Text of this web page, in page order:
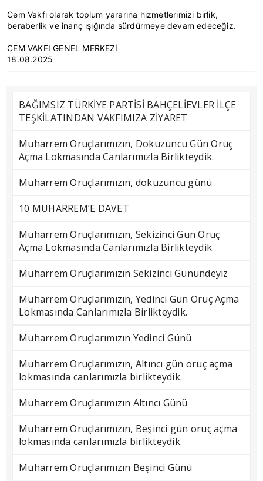
Cem Vakfı olarak toplum yararına hizmetlerimizi birlik,
beraberlik ve inanç ışığında sürdürmeye devam edeceğiz.
CEM VAKFI GENEL MERKEZİ
18.08.2025
BAĞIMSIZ TÜRKİYE PARTİSİ BAHÇELİEVLER İLÇE
TEŞKİLATINDAN VAKFIMIZA ZİYARET
Muharrem Oruçlarımızın, Dokuzuncu Gün Oruç
Açma Lokmasında Canlarımızla Birlikteydik.
Muharrem Oruçlarımızın, dokuzuncu günü
10 MUHARREM’E DAVET
Muharrem Oruçlarımızın, Sekizinci Gün Oruç
Açma Lokmasında Canlarımızla Birlikteydik.
Muharrem Oruçlarımızın Sekizinci Günündeyiz
Muharrem Oruçlarımızın, Yedinci Gün Oruç Açma
Lokmasında Canlarımızla Birlikteydik.
Muharrem Oruçlarımızın Yedinci Günü
Muharrem Oruçlarımızın, Altıncı gün oruç açma
lokmasında canlarımızla birlikteydik.
Muharrem Oruçlarımızın Altıncı Günü
Muharrem Oruçlarımızın, Beşinci gün oruç açma
lokmasında canlarımızla birlikteydik.
Muharrem Oruçlarımızın Beşinci Günü